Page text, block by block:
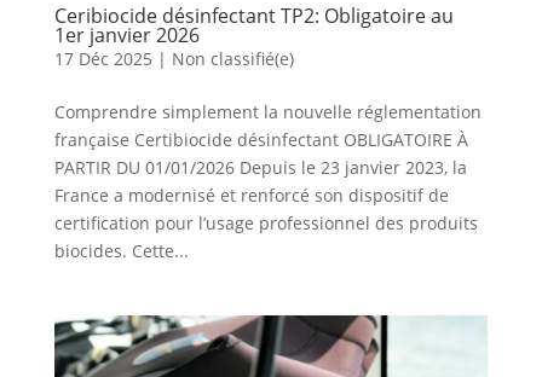
Ceribiocide désinfectant TP2: Obligatoire au
1er janvier 2026
17 Déc 2025 | Non classifié(e)
Comprendre simplement la nouvelle réglementation
française Certibiocide désinfectant OBLIGATOIRE À
PARTIR DU 01/01/2026 Depuis le 23 janvier 2023, la
France a modernisé et renforcé son dispositif de
certification pour l’usage professionnel des produits
biocides. Cette...